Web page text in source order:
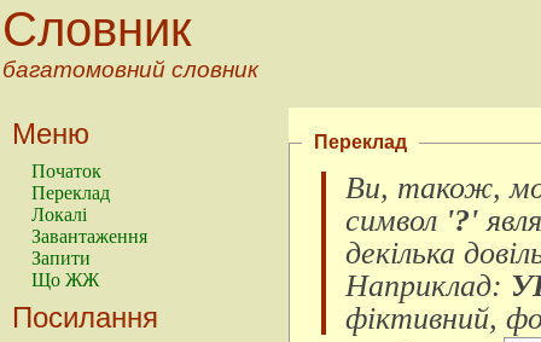
Словник
багатомовний словник
Меню
Початок
Переклад
Локалі
Завантаження
Запити
Що ЖЖ
Посилання
Переклад
Ви, також,
символ '?'
декілька
Наприклад:
фіктивний,